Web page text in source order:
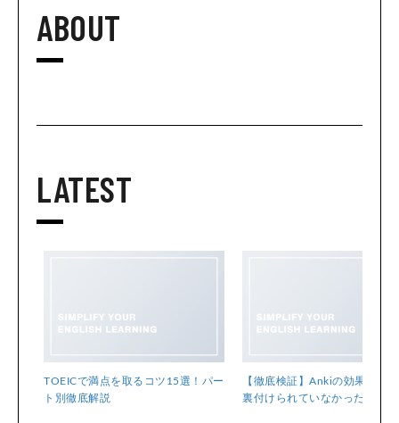
ABOUT
LATEST
TOEICで満点を取るコツ15選！パー
ト別徹底解説
【徹底検証】Ankiの効果は科
裏付けられていなかった!?